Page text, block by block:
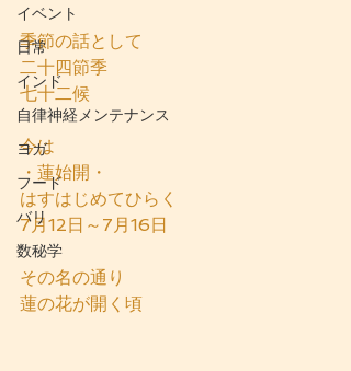
イベント
日常
インド
自律神経メンテナンス
ヨガ
フード
バリ
数秘学
季節の話として
二十四節季
七十二候
今は
・蓮始開・
はすはじめてひらく
7月12日～7月16日
その名の通り
蓮の花が開く頃